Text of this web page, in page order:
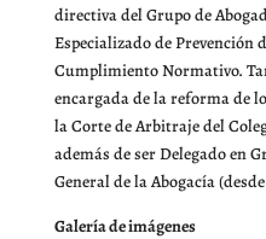
directiva del Grupo de
Especializado de Prevención
Cumplimiento Normativo.
encargada de la reforma de
la Corte de Arbitraje del
además de ser Delegado en
General de la Abogacía
Galería de imágenes